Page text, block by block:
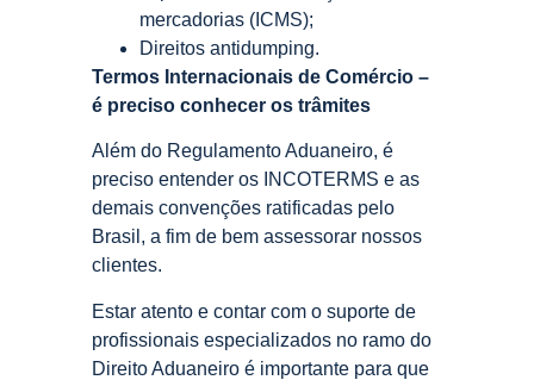
mercadorias (ICMS);
Direitos antidumping.
Termos Internacionais de Comércio –
é preciso conhecer os trâmites
Além do Regulamento Aduaneiro, é
preciso entender os INCOTERMS e as
demais convenções ratificadas pelo
Brasil, a fim de bem assessorar nossos
clientes.
Estar atento e contar com o suporte de
profissionais especializados no ramo do
Direito Aduaneiro é importante para que